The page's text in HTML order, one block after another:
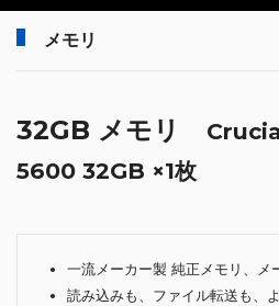
メモリ
32GB メモリ
5600 32GB ×1枚
一流メーカー製 純正メモリ、メ
読み込みも、ファイル転送も、